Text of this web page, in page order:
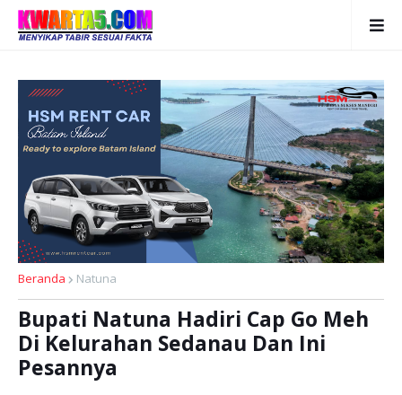
Beranda Natuna
Bupati Natuna Hadiri Cap Go Meh
Di Kelurahan Sedanau Dan Ini
Pesannya